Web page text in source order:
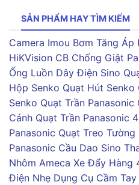
SẢN PHẨM HAY TÌM KIẾM
Camera Imou Bơm Tăng Áp
HiKVision CB Chống Giật
Ống Luồn Dây Điện Sino
Hộp Senko Quạt Hút Senko
Senko Quạt Trần Panasonic
Cánh Quạt Trần Panasonic
Panasonic Quạt Treo Tường
Panasonic Cầu Dao Sino
Nhôm Ameca Xe Đẩy Hàng
Điện Nhẹ Dụng Cụ Cầm Tay